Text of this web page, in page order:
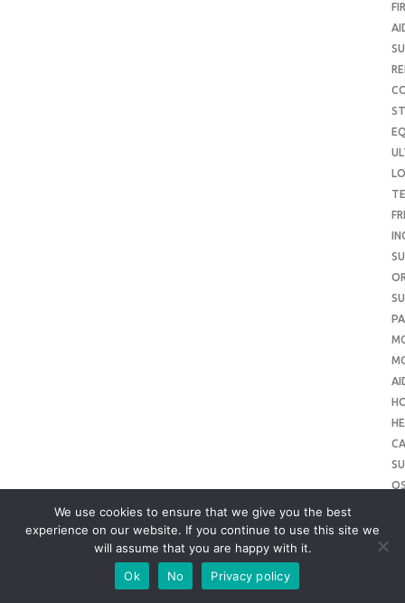
We use cookies to ensure that we give you the best
experience on our website. If you continue to use this site we
will assume that you are happy with it.
Ok
No Privacy policy